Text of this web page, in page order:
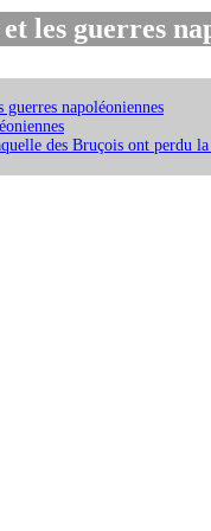
et les guerres
napoléoniennes
des Bruçois ont perdu